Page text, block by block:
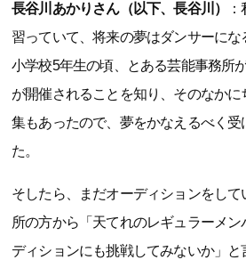
長谷川あかりさん（以下、長谷川）
習っていて、将来の夢はダンサーにな
小学校5年生の頃、とある芸能事務所
が開催されることを知り、そのなか
集もあったので、夢をかなえるべく受
た。
そしたら、まだオーディションをし
所の方から「天てれのレギュラーメン
ディションにも挑戦してみないか」